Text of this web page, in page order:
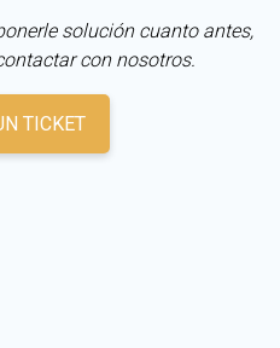
solución cuanto antes,
con nosotros.
TICKET